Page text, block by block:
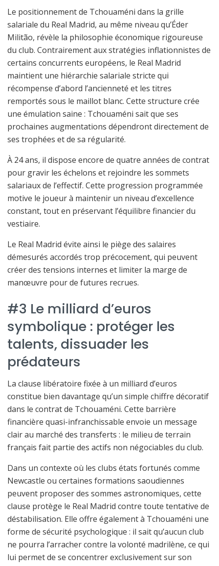
Le positionnement de Tchouaméni dans la grille
salariale du Real Madrid, au même niveau qu’Éder
Militão, révèle la philosophie économique rigoureuse
du club. Contrairement aux stratégies inflationnistes de
certains concurrents européens, le Real Madrid
maintient une hiérarchie salariale stricte qui
récompense d’abord l’ancienneté et les titres
remportés sous le maillot blanc. Cette structure crée
une émulation saine : Tchouaméni sait que ses
prochaines augmentations dépendront directement de
ses trophées et de sa régularité.
À 24 ans, il dispose encore de quatre années de contrat
pour gravir les échelons et rejoindre les sommets
salariaux de l’effectif. Cette progression programmée
motive le joueur à maintenir un niveau d’excellence
constant, tout en préservant l’équilibre financier du
vestiaire.
Le Real Madrid évite ainsi le piège des salaires
démesurés accordés trop précocement, qui peuvent
créer des tensions internes et limiter la marge de
manœuvre pour de futures recrues.
#3 Le milliard d’euros
symbolique : protéger les
talents, dissuader les
prédateurs
La clause libératoire fixée à un milliard d’euros
constitue bien davantage qu’un simple chiffre décoratif
dans le contrat de Tchouaméni. Cette barrière
financière quasi-infranchissable envoie un message
clair au marché des transferts : le milieu de terrain
français fait partie des actifs non négociables du club.
Dans un contexte où les clubs états fortunés comme
Newcastle ou certaines formations saoudiennes
peuvent proposer des sommes astronomiques, cette
clause protège le Real Madrid contre toute tentative de
déstabilisation. Elle offre également à Tchouaméni une
forme de sécurité psychologique : il sait qu’aucun club
ne pourra l’arracher contre la volonté madrilène, ce qui
lui permet de se concentrer exclusivement sur son